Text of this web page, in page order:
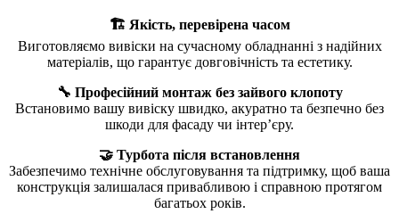
🏗️ Якість, перевірена часом
Виготовляємо вивіски на сучасному обладнанні з надійних
матеріалів, що гарантує довговічність та естетику.
🔧 Професійний монтаж без зайвого клопоту
Встановимо вашу вивіску швидко, акуратно та безпечно без
шкоди для фасаду чи інтер’єру.
🤝 Турбота після встановлення
Забезпечимо технічне обслуговування та підтримку, щоб ваша
конструкція залишалася привабливою і справною протягом
багатьох років.